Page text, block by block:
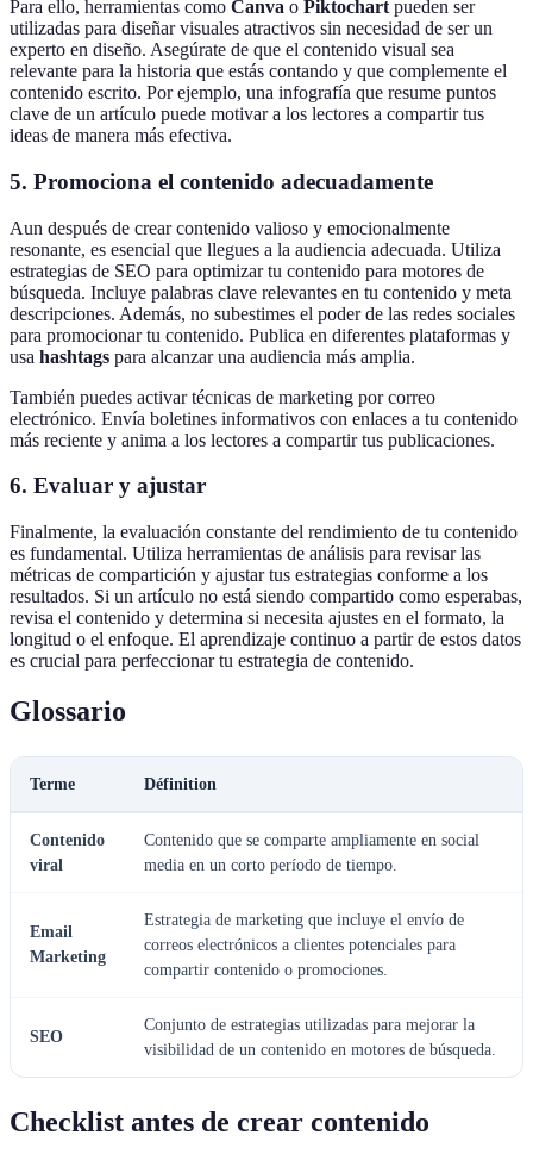
Para ello, herramientas como Canva o Piktochart pueden ser
utilizadas para diseñar visuales atractivos sin necesidad de ser un
experto en diseño. Asegúrate de que el contenido visual sea
relevante para la historia que estás contando y que complemente el
contenido escrito. Por ejemplo, una infografía que resume puntos
clave de un artículo puede motivar a los lectores a compartir tus
ideas de manera más efectiva.
5. Promociona el contenido adecuadamente
Aun después de crear contenido valioso y emocionalmente
resonante, es esencial que llegues a la audiencia adecuada. Utiliza
estrategias de SEO para optimizar tu contenido para motores de
búsqueda. Incluye palabras clave relevantes en tu contenido y meta
descripciones. Además, no subestimes el poder de las redes sociales
para promocionar tu contenido. Publica en diferentes plataformas y
usa hashtags para alcanzar una audiencia más amplia.
También puedes activar técnicas de marketing por correo
electrónico. Envía boletines informativos con enlaces a tu contenido
más reciente y anima a los lectores a compartir tus publicaciones.
6. Evaluar y ajustar
Finalmente, la evaluación constante del rendimiento de tu contenido
es fundamental. Utiliza herramientas de análisis para revisar las
métricas de compartición y ajustar tus estrategias conforme a los
resultados. Si un artículo no está siendo compartido como esperabas,
revisa el contenido y determina si necesita ajustes en el formato, la
longitud o el enfoque. El aprendizaje continuo a partir de estos datos
es crucial para perfeccionar tu estrategia de contenido.
Glossario
Terme Définition
Contenido
viral
Contenido que se comparte ampliamente en social
media en un corto período de tiempo.
Email
Marketing
Estrategia de marketing que incluye el envío de
correos electrónicos a clientes potenciales para
compartir contenido o promociones.
SEO
Conjunto de estrategias utilizadas para mejorar la
visibilidad de un contenido en motores de búsqueda.
Checklist antes de crear contenido